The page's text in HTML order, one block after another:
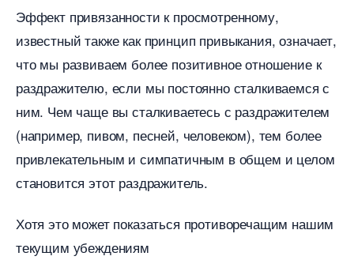
Эффект привязанности к просмотренному,
известный также как принцип привыкания, означает,
что мы развиваем более позитивное отношение к
раздражителю, если мы постоянно сталкиваемся с
ним. Чем чаще вы сталкиваетесь с раздражителем
(например, пивом, песней, человеком), тем более
привлекательным и симпатичным в общем и целом
становится этот раздражитель.
Хотя это может показаться противоречащим нашим
текущим убеждениям